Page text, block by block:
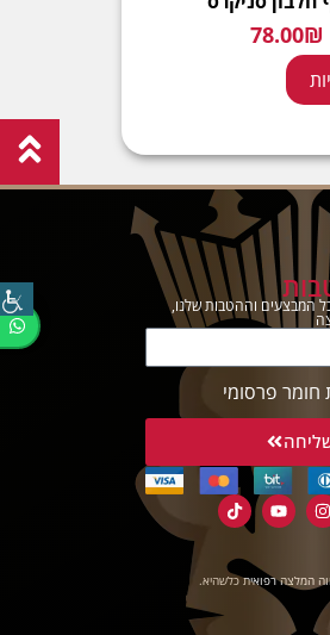
78.00₪
המבצעים וההטבות שלנו,
פרסומי
המלצה רפואית כלשהיא.